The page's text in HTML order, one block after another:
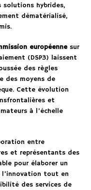
solutions hybrides,
dématérialisé,
européennesur
(DSP3) laissent
des règles
des moyens de
Cette évolution
et
à l’échelle
entre
et représentants des
pour élaborer un
l’innovation tout en
des services de